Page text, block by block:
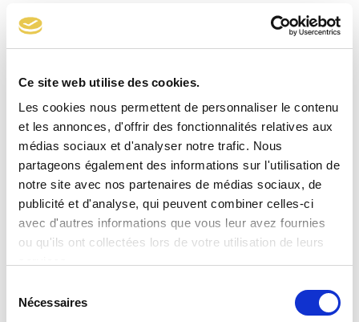
Ce site web utilise des cookies.
Les cookies nous permettent de personnaliser le contenu
et les annonces, d'offrir des fonctionnalités relatives aux
médias sociaux et d'analyser notre trafic. Nous
partageons également des informations sur l'utilisation de
notre site avec nos partenaires de médias sociaux, de
publicité et d'analyse, qui peuvent combiner celles-ci
avec d'autres informations que vous leur avez fournies
ou qu'ils ont collectées lors de votre utilisation de leurs
Nécessaires
Mamelon JPC plombable pression maxi 0,5 bar sortie